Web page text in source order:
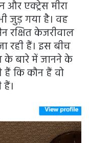
और एक्ट्रेस मीरा
जुड़ गया है। वह
रक्षित केजरीवाल
रही हैं। इस बीच
के बारे में जानने के
कि कौन हैं वो